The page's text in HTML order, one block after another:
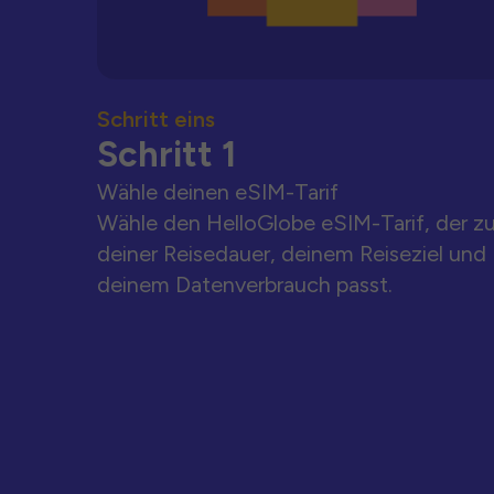
Schritt eins
Schritt 1
Wähle deinen eSIM-Tarif
Wähle den HelloGlobe eSIM-Tarif, der
deiner Reisedauer, deinem Reiseziel und
deinem Datenverbrauch passt.